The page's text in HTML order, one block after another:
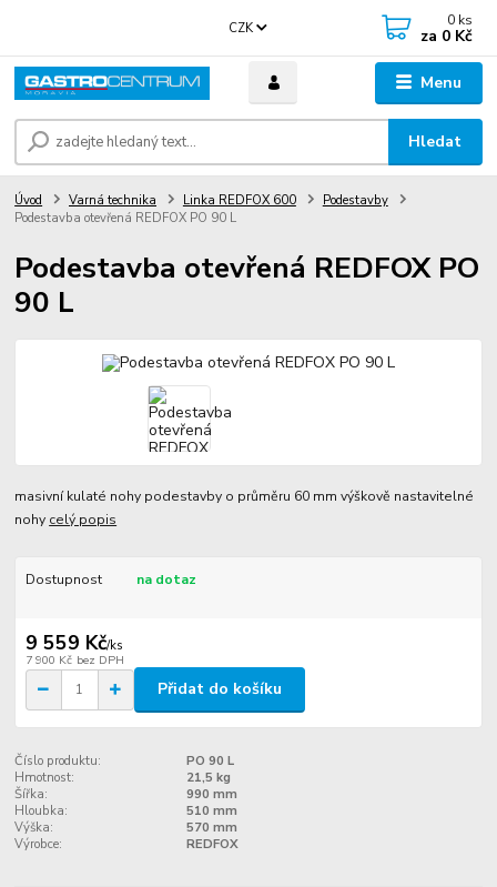
Menu
CZK
Hledat
0 ks
za 0 Kč
Úvod Varná technika Linka REDFOX 600
Podestavby
Podestavba otevřená REDFOX PO 90 L
Podestavba otevřená REDFOX PO
90 L
masivní kulaté nohy podestavby o průměru 60 mm výškově nastavitelné
nohy celý popis
Dostupnost na dotaz
9 559 Kč/ks
7 900 Kč bez DPH
Přidat do košíku
Číslo produktu:
PO 90 L
Hmotnost:
21,5 kg
Šířka:
990 mm
Hloubka:
510 mm
Výška:
570 mm
Výrobce:
REDFOX